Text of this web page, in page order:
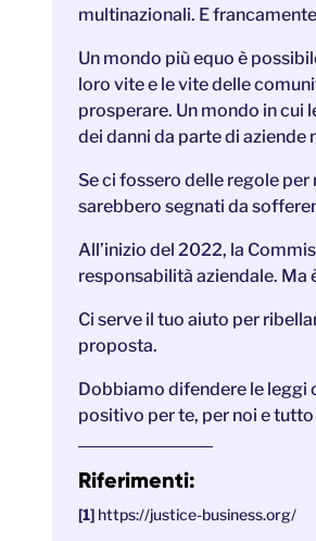
multinazionali. E
Un mondo più equo è
loro vite e le vite delle
prosperare. Un mondo in cui
dei danni da parte di aziende
Se ci fossero delle regole
sarebbero segnati da
All’inizio del 2022, la
responsabilità aziendale.
Ci serve il tuo aiuto per
proposta.
Dobbiamo difendere le leggi
positivo per te, per noi e
Riferimenti:
https://justice-business.org/